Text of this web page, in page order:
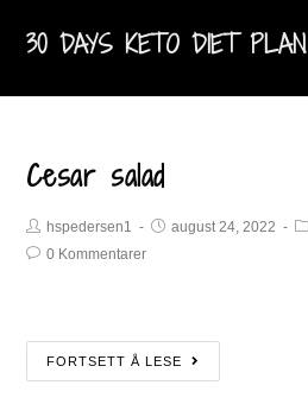
30 DAYS KETO DIET PLAN
Cesar salad
hspedersen1 august 24, 2022
0 Kommentarer
FORTSETT Å LESE